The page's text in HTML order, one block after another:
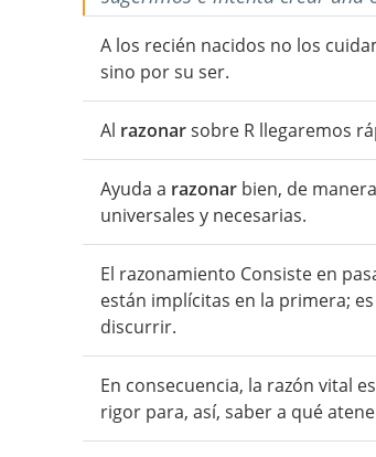
A los recién nacidos no los
sino por su ser.
Al razonarsobre R llegaremos
Ayuda a razonar bien, de
universales y necesarias.
El razonamiento Consiste en
están implícitas en la primera;
discurrir.
En consecuencia, la razón vital
rigor para, así, saber a qué